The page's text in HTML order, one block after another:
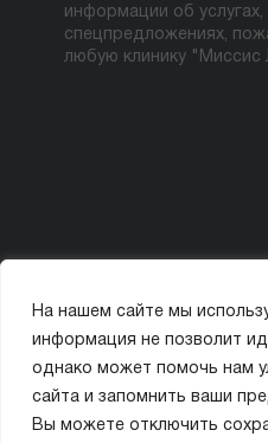
На нашем сайте мы
информация не позволит
однако может помочь нам
сайта и запомнить ваши
Вы можете отключить
информации об услугах,
спецпредложениях,
любую клинику "Миссис
С ИНСТРУКЦИЕЙ ИЛИ